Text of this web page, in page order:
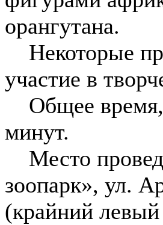
орангутана.
Некоторые
участие в
Общее время,
минут.
Место
зоопарк», ул.
(крайний левый